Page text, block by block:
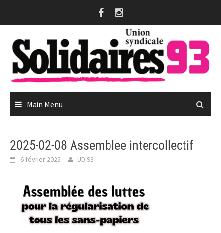
Main Menu
2025-02-08 Assemblee intercollectif
6 février 2025 UD 93